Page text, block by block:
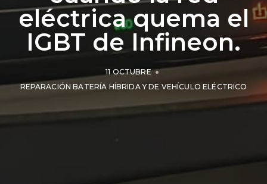
eléctrica quema el
IGBT de Infineon.
11 OCTUBRE
REPARACIÓN BATERÍA HÍBRIDA Y DE VEHÍCULO ELÉCTRICO